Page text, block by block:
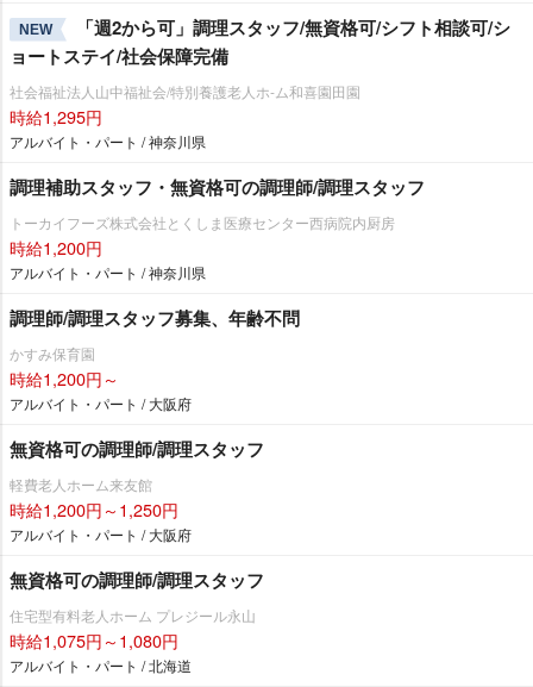
NEW
「週2から可」調理スタッフ/無資格可/シフト相談可/シ
ョートステイ/社会保障完備
社会福祉法人山中福祉会/特別養護老人ホ-ム和喜園田園
時給1,295円
アルバイト・パート / 神奈川県
調理補助スタッフ・無資格可の調理師/調理スタッフ
トーカイフーズ株式会社とくしま医療センター西病院内厨房
時給1,200円
アルバイト・パート / 神奈川県
調理師/調理スタッフ募集、年齢不問
かすみ保育園
時給1,200円～
アルバイト・パート / 大阪府
無資格可の調理師/調理スタッフ
軽費老人ホーム来友館
時給1,200円～1,250円
アルバイト・パート / 大阪府
無資格可の調理師/調理スタッフ
住宅型有料老人ホーム プレジール永山
時給1,075円～1,080円
アルバイト・パート / 北海道